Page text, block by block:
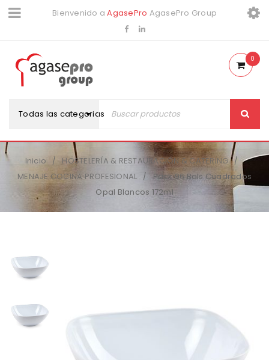
Bienvenido aAgasePro AgasePro Group
Todas las categorias
0
Inicio / HOSTELERÍA & RESTAURACIÓN & CATERING /
MENAJE COCINA PROFESIONAL /
Pack 96 Bols Cuadrados
Opal Blancos 172ml